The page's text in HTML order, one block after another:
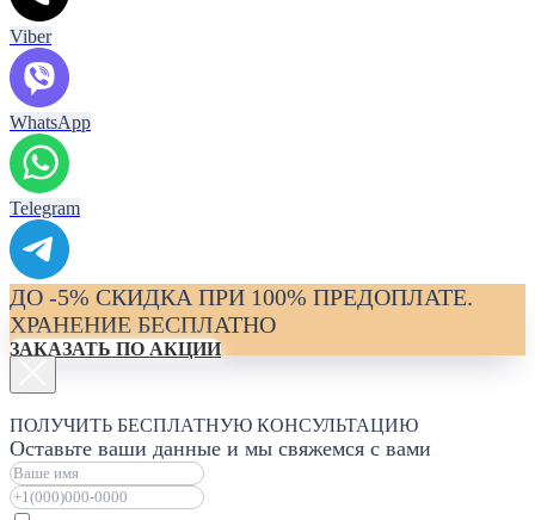
Viber
WhatsApp
Telegram
ДО -5% СКИДКА ПРИ 100% ПРЕДОПЛАТЕ.
ХРАНЕНИЕ БЕСПЛАТНО
ЗАКАЗАТЬ ПО АКЦИИ
ПОЛУЧИТЬ БЕСПЛАТНУЮ КОНСУЛЬТАЦИЮ
Оставьте ваши данные и мы свяжемся с вами